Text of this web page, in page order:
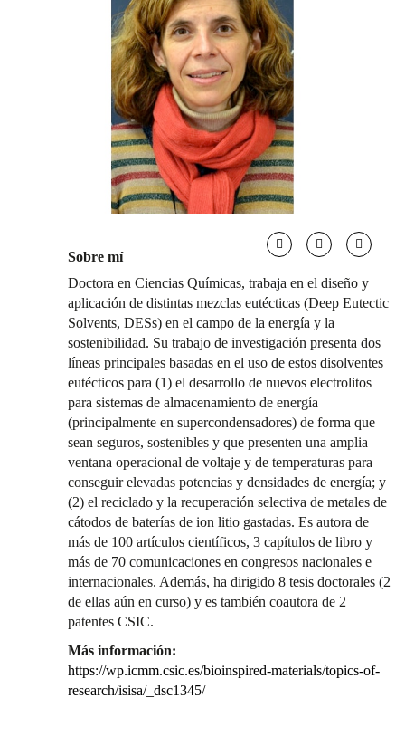
Sobre mí
Doctora en Ciencias Químicas, trabaja en el diseño y
aplicación de distintas mezclas eutécticas (Deep Eutectic
Solvents, DESs) en el campo de la energía y la
sostenibilidad. Su trabajo de investigación presenta dos
líneas principales basadas en el uso de estos disolventes
eutécticos para (1) el desarrollo de nuevos electrolitos
para sistemas de almacenamiento de energía
(principalmente en supercondensadores) de forma que
sean seguros, sostenibles y que presenten una amplia
ventana operacional de voltaje y de temperaturas para
conseguir elevadas potencias y densidades de energía; y
(2) el reciclado y la recuperación selectiva de metales de
cátodos de baterías de ion litio gastadas. Es autora de
más de 100 artículos científicos, 3 capítulos de libro y
más de 70 comunicaciones en congresos nacionales e
internacionales. Además, ha dirigido 8 tesis doctorales (2
de ellas aún en curso) y es también coautora de 2
patentes CSIC.
Más información:
https://wp.icmm.csic.es/bioinspired-materials/topics-of-
research/isisa/_dsc1345/